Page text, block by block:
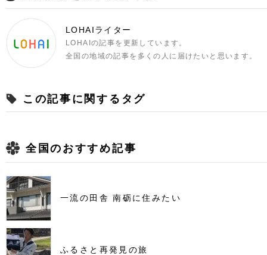
LOHAIライター
LOHAIの記事を更新しています。
全国の地域の記事を多くの人に届けたいと思います。
この記事に関するタグ
全国のおすすめ記事
一流の田舎 南砺に住みたい
ふるさと再発見の旅